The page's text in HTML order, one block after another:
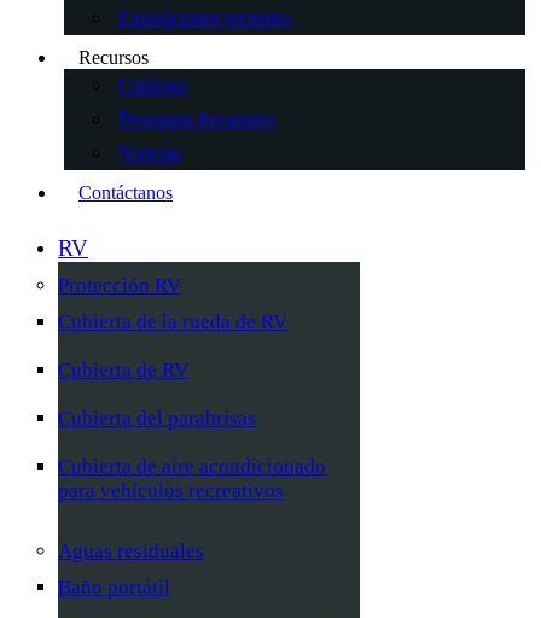
Exposiciones recientes
Recursos
Catálogo
Preguntas frecuentes
Noticias
Contáctanos
RV
Protección RV
Cubierta de la rueda de RV
Cubierta de RV
Cubierta del parabrisas
Cubierta de aire acondicionado
para vehículos recreativos
Aguas residuales
Baño portátil